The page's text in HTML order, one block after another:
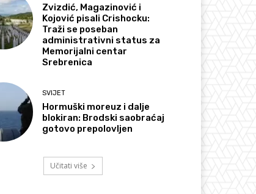
Zvizdić, Magazinović i
Kojović pisali Crishocku:
Traži se poseban
administrativni status za
Memorijalni centar
Srebrenica
SVIJET
Hormuški moreuz i dalje
blokiran: Brodski saobraćaj
gotovo prepolovljen
Učitati više